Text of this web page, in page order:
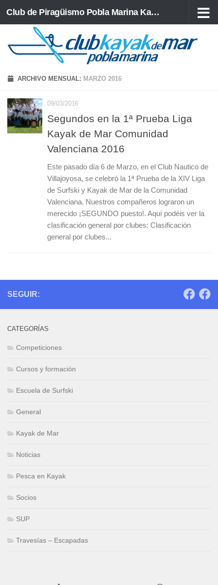
Saltar al contenido Club de Piragüismo Pobla Marina Kayak de Mar
ARCHIVO MENSUAL: MARZO 2016
09/03/2016
Segundos en la 1ª Prueba Liga
Kayak de Mar Comunidad
Valenciana 2016
Este pasado día 6 de Marzo, en el Club Nautico de
Villajoyosa, se celebró la 1ª Prueba de la XIV Liga
de Surfski y Kayak de Mar de la Comunidad
Valenciana. Nuestros compañeros lograron un
merecido ¡SEGUNDO puesto!. Aquí podéis ver la
clasificación general por clubes: Clasificación
general por clubes...
SEGUIR:
CATEGORÍAS
Competiciones
Cursos y formación
Escuela de Surfski
General
Kayak de Mar
Noticias
Pesca en Kayak
Socios
SUP
Travesías – Escapadas